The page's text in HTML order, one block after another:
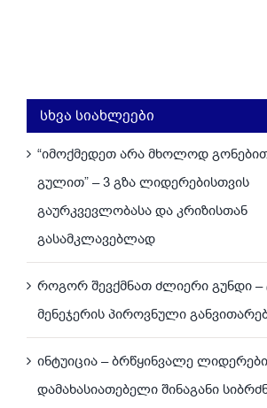
სხვა სიახლეები
“იმოქმედეთ არა მხოლოდ
გულით” – 3 გზა ლიდერებისთვის
გაურკვევლობასა და კრიზისთან
გასამკლავებლად
როგორ შევქმნათ ძლიერი გუნდი –
მენეჯერის პიროვნული
ინტუიცია – ბრწყინვალე
დამახასიათებელი შინაგანი